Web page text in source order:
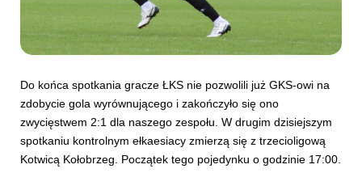
Do końca spotkania gracze ŁKS nie pozwolili już GKS-owi na
zdobycie gola wyrównującego i zakończyło się ono
zwycięstwem 2:1 dla naszego zespołu. W drugim dzisiejszym
spotkaniu kontrolnym ełkaesiacy zmierzą się z trzecioligową
Kotwicą Kołobrzeg. Początek tego pojedynku o godzinie 17:00.